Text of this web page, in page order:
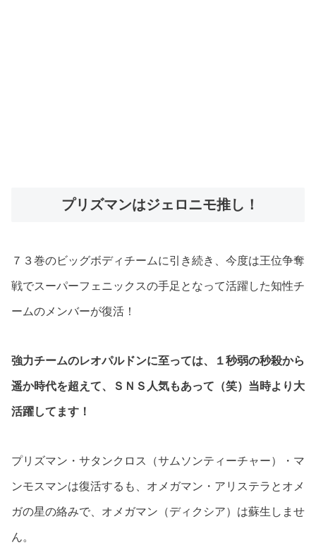
プリズマンはジェロニモ推し！
７３巻のビッグボディチームに引き続き、今度は王位争奪
戦でスーパーフェニックスの手足となって活躍した知性チ
ームのメンバーが復活！
強力チームのレオパルドンに至っては、１秒弱の秒殺から
遥か時代を超えて、ＳＮＳ人気もあって（笑）当時より大
活躍してます！
プリズマン・サタンクロス（サムソンティーチャー）・マ
ンモスマンは復活するも、オメガマン・アリステラとオメ
ガの星の絡みで、オメガマン（ディクシア）は蘇生しませ
ん。